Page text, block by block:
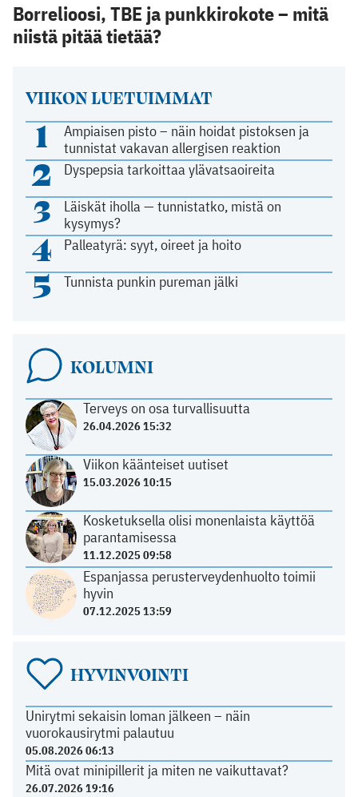
VIIKON LUETUIMMAT
1
Ampiaisen pisto – näin hoidat pistoksen ja
tunnistat vakavan allergisen reaktion
2 Dyspepsia tarkoittaa ylävatsaoireita
3
Läiskät iholla — tunnistatko, mistä on
kysymys?
4 Palleatyrä: syyt, oireet ja hoito
5 Tunnista punkin pureman jälki
KOLUMNI
Terveys on osa turvallisuutta
26.04.2026 15:32
Viikon käänteiset uutiset
15.03.2026 10:15
Kosketuksella olisi monenlaista käyttöä
parantamisessa
11.12.2025 09:58
Espanjassa perusterveydenhuolto toimii
hyvin
07.12.2025 13:59
HYVINVOINTI
Unirytmi sekaisin loman jälkeen – näin
vuorokausirytmi palautuu
05.08.2026 06:13
Mitä ovat minipillerit ja miten ne vaikuttavat?
26.07.2026 19:16
Borrelioosi, TBE ja punkkirokote – mitä
niistä pitää tietää?